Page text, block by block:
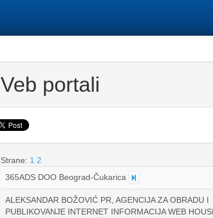
Veb portali
Strane: 1 2
365ADS DOO Beograd-Čukarica
ALEKSANDAR BOŽOVIĆ PR, AGENCIJA ZA OBRADU I
PUBLIKOVANJE INTERNET INFORMACIJA WEB